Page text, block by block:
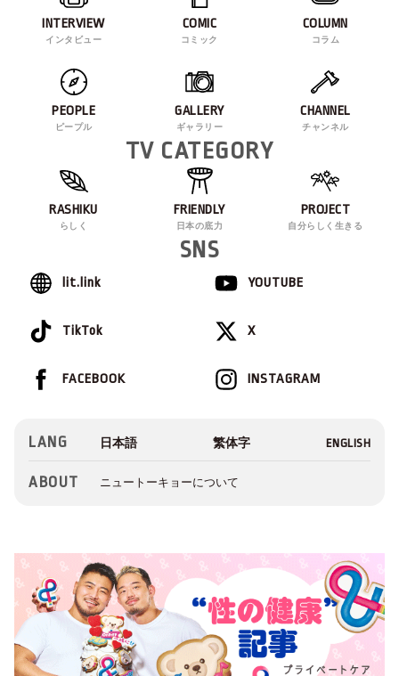
INTERVIEW
インタビュー
COMIC
コミック
COLUMN
コラム
PEOPLE
ピープル
GALLERY
ギャラリー
CHANNEL
チャンネル
TV CATEGORY
RASHIKU
らしく
FRIENDLY
日本の底力
PROJECT
自分らしく生きる
SNS
lit.link YOUTUBE
TikTok X
INSTAGRAM
FACEBOOK
LANG
ABOUT ニュートーキョーについて